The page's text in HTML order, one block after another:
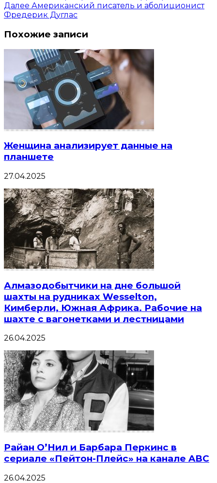
Далее Американский писатель и аболиционист
Фредерик Дуглас
Похожие записи
Женщина анализирует данные на
планшете
27.04.2025
Алмазодобытчики на дне большой
шахты на рудниках Wesselton,
Кимберли, Южная Африка. Рабочие на
шахте с вагонетками и лестницами
26.04.2025
Райан О’Нил и Барбара Перкинс в
сериале «Пейтон-Плейс» на канале ABC
26.04.2025